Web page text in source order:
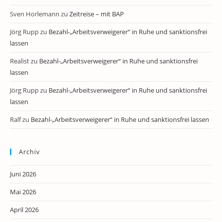
Sven Horlemann zu Zeitreise – mit BAP
Jörg Ruppzu Bezahl-„Arbeitsverweigerer“ in Ruhe und sanktionsfrei
lassen
Realistzu Bezahl-„Arbeitsverweigerer“ in Ruhe und sanktionsfrei
lassen
Jörg Ruppzu Bezahl-„Arbeitsverweigerer“ in Ruhe und sanktionsfrei
lassen
Ralfzu Bezahl-„Arbeitsverweigerer“ in Ruhe und sanktionsfrei lassen
Archiv
Juni 2026
Mai 2026
April 2026